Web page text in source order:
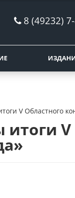
8 (49232)
V Областного
V